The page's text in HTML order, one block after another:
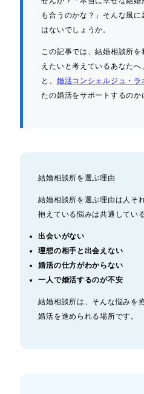
も合うのかな？」そんな風
はないでしょうか。
この記事では、結婚相談所
えたいと考えているあなた
と、 婚活コンシェルジュ・ラ
たの婚活をサポートするのか
結婚相談所を選ぶ理由
結婚相談所を選ぶ理由は人そ
抱えている悩みは共通してい
出会いがない
理想の相手と出会えない
婚活の仕方がわからない
一人で婚活するのが不安
結婚相談所は、そんな悩みを
婚活を進められる場所です。